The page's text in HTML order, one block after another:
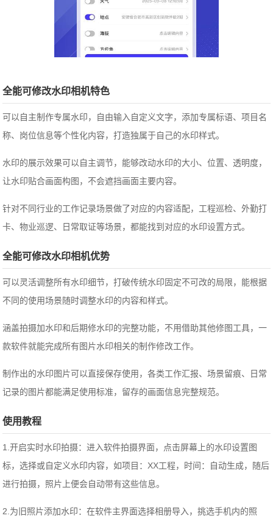
全能可修改水印相机特色
可以自主制作专属水印，自由输入自定义文字，添加专属标语、项目名
称、岗位信息等个性化内容，打造独属于自己的水印样式。
水印的展示效果可以自主调节，能够改动水印的大小、位置、透明度，
让水印贴合画面构图，不会遮挡画面主要内容。
针对不同行业的工作记录场景做了对应的内容适配，工程巡检、外勤打
卡、物业巡逻、日常取证等场景，都能找到对应的水印设置方式。
全能可修改水印相机优势
可以灵活调整所有水印细节，打破传统水印固定不可改的局限，能根据
不同的使用场景随时调整水印的内容和样式。
涵盖拍摄加水印和后期修水印的完整功能，不用借助其他修图工具，一
款软件就能完成所有图片水印相关的制作修改工作。
制作出的水印图片可以直接保存使用，各类工作汇报、场景留痕、日常
记录的图片都能满足使用标准，留存的画面信息完整规范。
使用教程
1.开启实时水印拍摄：进入软件拍摄界面，点击屏幕上的水印设置图
标，选择或自定义水印内容，如项目：XX工程，时间：自动生成，随后
进行拍摄，照片上便会自动带有这些信息。
2.为旧照片添加水印：在软件主界面选择相册导入，挑选手机内的照